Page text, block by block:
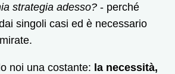
strategia adesso? - perché
singoli casi ed è necessario
noi una costante: la necessità,